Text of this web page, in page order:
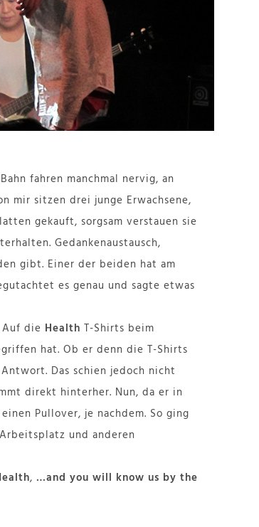
fahren manchmal nervig, an
mir sitzen drei junge Erwachsene,
gekauft, sorgsam verstauen sie
Gedankenaustausch,
gibt. Einer der beiden hat am
es genau und sagte etwas
die Health T-Shirts beim
hat. Ob er denn die T-Shirts
Das schien jedoch nicht
direkt hinterher. Nun, da er in
Pullover, je nachdem. So ging
und anderen
, …and you will know us by the